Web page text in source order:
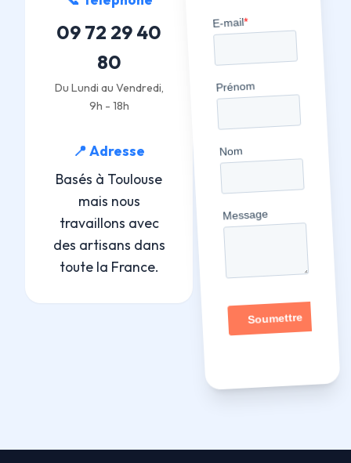
09 72 29 40
80
Du Lundi au Vendredi,
9h - 18h
📍 Adresse
Basés à Toulouse
mais nous
travaillons avec
des artisans dans
toute la France.